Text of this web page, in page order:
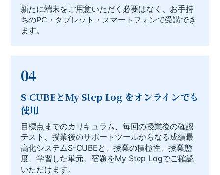
新たに端末をご用意いただく必要はなく、お手持
ちのPC・タブレット・スマートフォンで受講でき
ます。
04
S-CUBEとMy Step Log をオンラインでも
使用
目標点までのカリキュラム、毎回の授業後の確認
テスト、授業後のサポートツールからなる成績最
高化システムS-CUBEと、授業の積極性、授業態
度、学習した単元、宿題をMy Step Logでご確認
いただけます。